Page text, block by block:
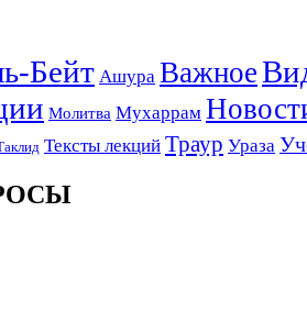
Бейт Ашура Важное
Молитва Мухаррам
Тексты лекций Траур Ураза